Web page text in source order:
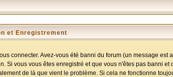
et Enregistrement
connecter. Avez-vous été banni du forum (un message est
vous vous êtes enregistré et que vous n'êtes pas banni et
de là que vient le problème. Si cela ne fonctionne